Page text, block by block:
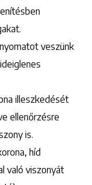
veszünk
illeszkedését
ellenőrzésre
is.
híd
való viszonyát